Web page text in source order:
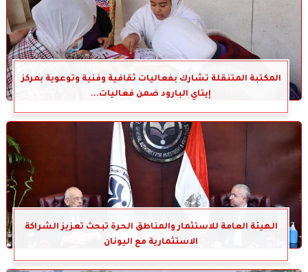
المكتبة المتنقلة تشارك بفعاليات ثقافية وفنية وتوعوية بمركز
إيتاي البارود ضمن فعاليات...
الهيئة العامة للاستثمار والمناطق الحرة تبحث تعزيز الشراكة
الاستثمارية مع اليونان